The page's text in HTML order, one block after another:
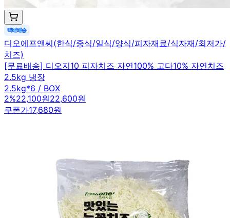
디오에프앤씨(한식/중식/일식/양식/피자재료/식자재/최저가/
치즈)
[무료배송] 디오지10 피자치즈 자연100% 고다10% 자연치즈
2.5kg 냉장
2.5kg*6 / BOX
2%22,100원22,600원
쿠폰가17,680원